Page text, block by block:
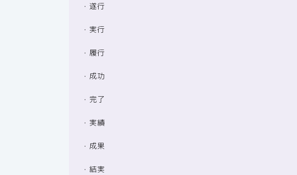
・遂行
・実行
・履行
・成功
・完了
・実績
・成果
・結実